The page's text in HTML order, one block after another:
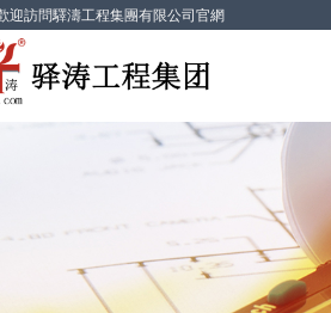
迎訪問驛濤工程集團有限公司官網